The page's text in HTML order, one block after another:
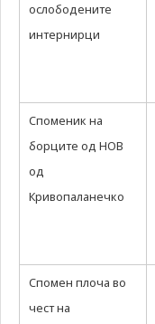
ослободените
интернирци
Споменик на
борците од НОВ
од
Кривопаланечко
Спомен плоча во
чест на